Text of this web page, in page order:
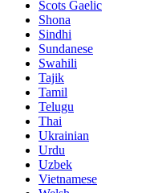
Scots Gaelic
Shona
Sindhi
Sundanese
Swahili
Tajik
Tamil
Telugu
Thai
Ukrainian
Urdu
Uzbek
Vietnamese